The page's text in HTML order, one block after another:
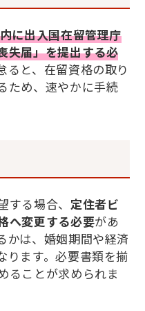
に出入国在留管理庁
失届」を提出する必
ると、在留資格の取り
ため、速やかに手続
る場合、 定住者ビ
へ変更する必要があ
かは、婚姻期間や経済
ります。必要書類を揃
ることが求められま